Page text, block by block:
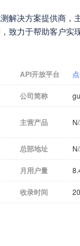
解决方案提供商，
致力于帮助客户实
API开放平台
公司简称
主营产品
总部地址
月用户量
收录时间